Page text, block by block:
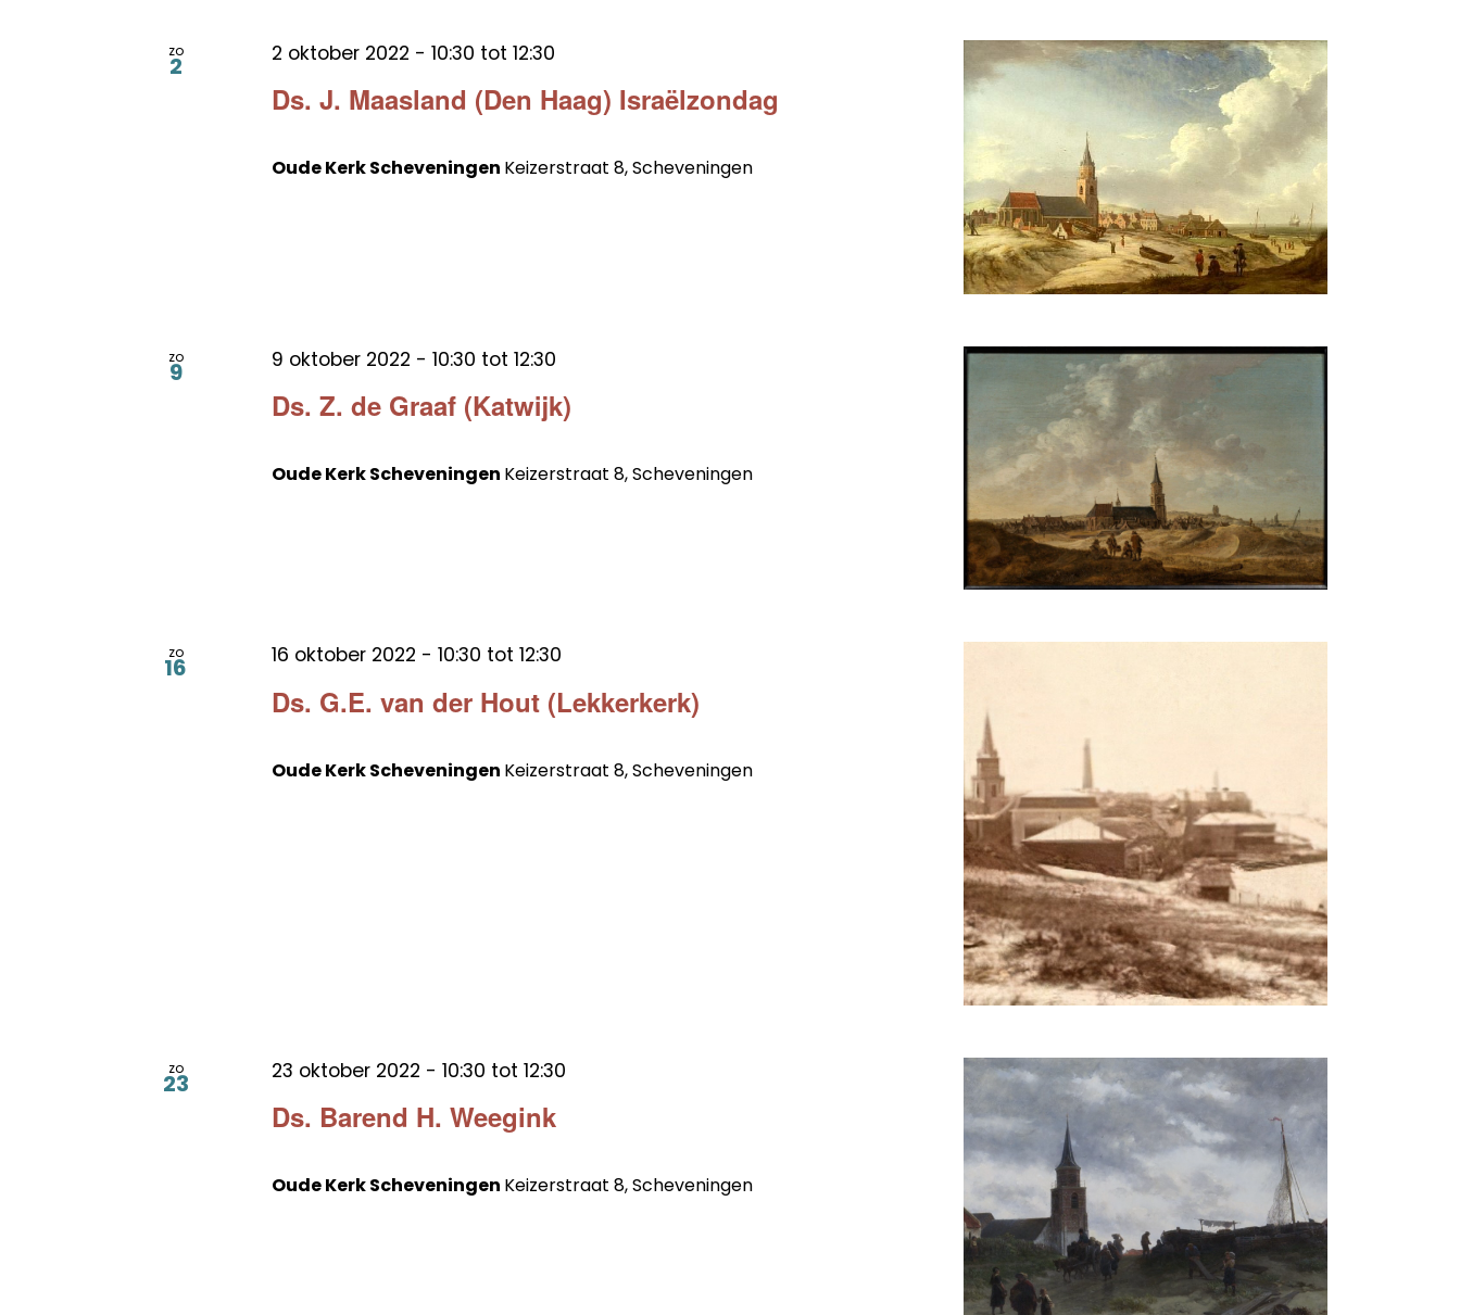
zo
2
Ds. J. Maasland (Den Haag) Israëlzondag
2 oktober 2022 - 10:30 tot 12:30
Oude Kerk Scheveningen Keizerstraat 8, Scheveningen
zo
9
Ds. Z. de Graaf (Katwijk)
9 oktober 2022 - 10:30 tot 12:30
Oude Kerk Scheveningen Keizerstraat 8, Scheveningen
zo
16
Ds. G.E. van der Hout (Lekkerkerk)
16 oktober 2022 - 10:30 tot 12:30
Oude Kerk Scheveningen Keizerstraat 8, Scheveningen
zo
23
Ds. Barend H. Weegink
23 oktober 2022 - 10:30 tot 12:30
Oude Kerk Scheveningen Keizerstraat 8, Scheveningen